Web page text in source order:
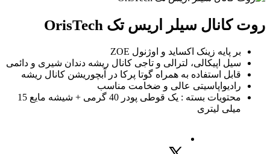
روت کانال سیلر اریس تک OrisTech
بر پایه زینک اکساید و اوژنول ZOE
سیل اپیکالی، لترالی و تاجی کانال ریشه دندان شیری و دائمی
قابل استفاده به همراه گوتا پرکا در آبچوریشن کانال ریشه
رادیواپاسیتی عالی و ضخامت مناسب
محتویات بسته : یک قوطی پودر 40 گرمی + شیشه مایع 15
میلی لیتری